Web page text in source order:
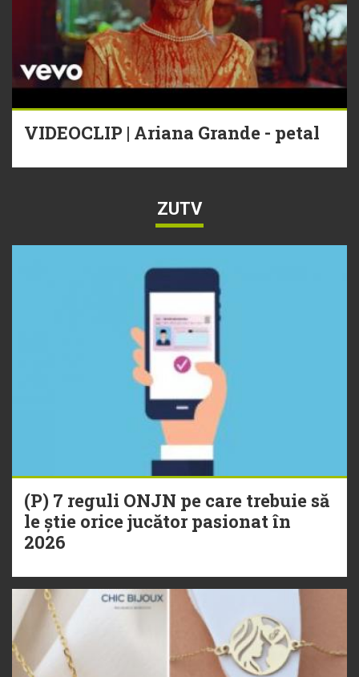
VIDEOCLIP | Ariana Grande - petal
ZUTV
(P) 7 reguli ONJN pe care trebuie să
le știe orice jucător pasionat în
2026